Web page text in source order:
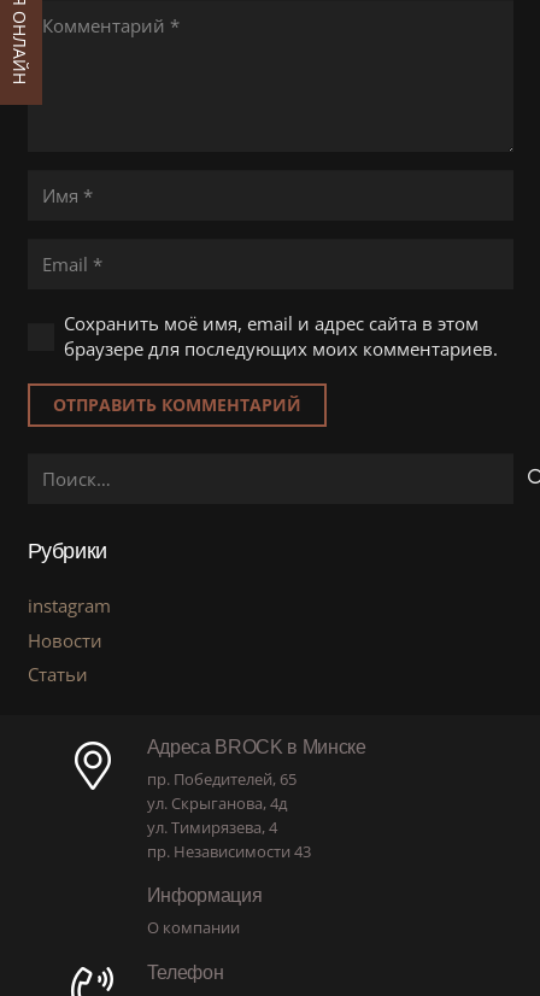
Сохранить моё имя, email и адрес сайта в этом
браузере для последующих моих комментариев.
ОТПРАВИТЬ КОММЕНТАРИЙ
Рубрики
instagram
Новости
Статьи
Адреса BROCK в Минске
пр. Победителей, 65
ул. Скрыганова, 4д
ул. Тимирязева, 4
пр. Независимости 43
Информация
О компании
Телефон